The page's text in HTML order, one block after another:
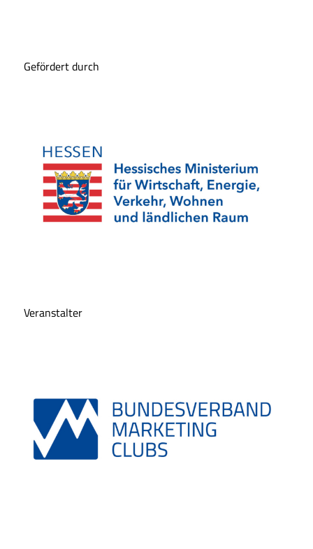
Gefördert durch
Veranstalter